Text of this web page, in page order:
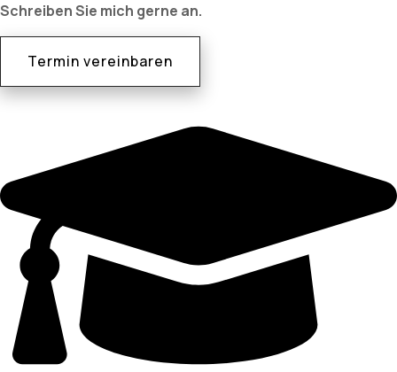
Schreiben Sie mich gerne an.
Termin vereinbaren